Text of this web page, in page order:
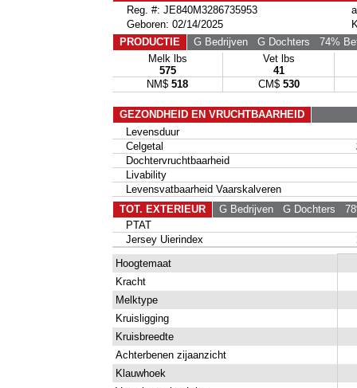
Reg. #: JE840M3286735953
Geboren: 02/14/2025
PRODUCTIE
G Bedrijven G Dochters 74%
Melk lbs
575
Vet lbs
41
NM$ 518 CM$ 530
GEZONDHEID EN VRUCHTBAARHEID
Levensduur
Celgetal
Dochtervruchtbaarheid
Livability
Levensvatbaarheid Vaarskalveren
TOT. EXTERIEUR
G Bedrijven G Dochters
PTAT
Jersey Uierindex
Hoogtemaat
Kracht
Melktype
Kruisligging
Kruisbreedte
Achterbenen zijaanzicht
Klauwhoek